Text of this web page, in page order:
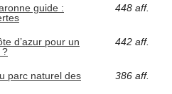
guide :
448 aff.
d’azur pour un
?
442 aff.
parc naturel des
386 aff.